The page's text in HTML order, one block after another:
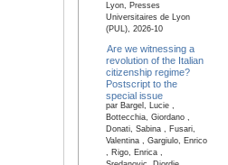
Lyon, Presses
Universitaires de Lyon
(PUL), 2026-10
Are we witnessing a
revolution of the Italian
citizenship regime?
Postscript to the
special issue
par Bargel, Lucie ,
Bottecchia, Giordano ,
Donati, Sabina , Fusari,
Valentina , Gargiulo, Enrico
, Rigo, Enrica ,